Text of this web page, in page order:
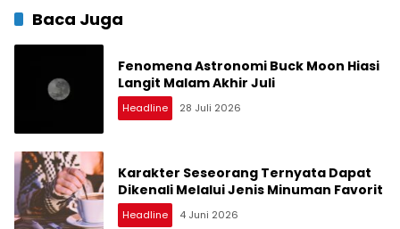
Baca Juga
Fenomena Astronomi Buck Moon Hiasi
Langit Malam Akhir Juli
Headline 28 Juli 2026
Karakter Seseorang Ternyata Dapat
Dikenali Melalui Jenis Minuman Favorit
Headline 4 Juni 2026